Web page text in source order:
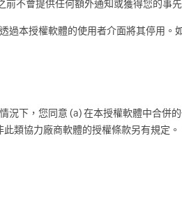
不會提供任何額外通知或獲得您的事先
本授權軟體的使用者介面將其停用。
下，您同意 (a) 在本授權軟體中合併
類協力廠商軟體的授權條款另有規定。